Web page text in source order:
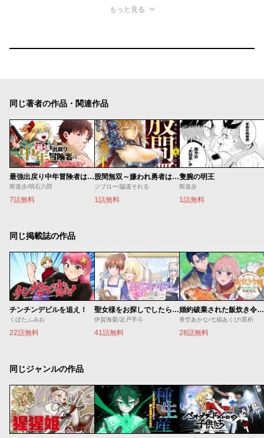
もっと見る
同じ著者の作品・関連作品
最強出戻り中年冒険者は、今さら命なんてかけたくない
斯道歩/明石六郎
7話無料
股間無双～嫌われ勇者は魔族に愛される～
ジブロー/脇道それる
1話無料
隻腕の明王
斯道歩
1話無料
同じ掲載誌の作品
チンチンデビルを追え！
くぼたふみお
22話無料
聖女様をお探しでしたら妹で間違いありません。さあどうぞお連れください、今すぐ。
伊賀海栗/足戸手斗
41話無料
婚約破棄された飯炊き令嬢の私は冷酷公爵と専属契約しました～ですが胃袋を掴んだ結果、冷たかった公爵様がどんどん優しくなっています～
青空あかな/七福あくび/黒裄
28話無料
同じジャンルの作品